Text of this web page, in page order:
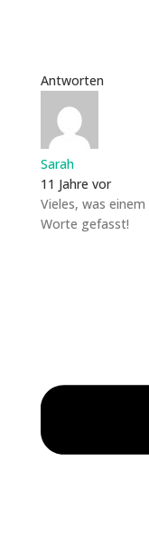
Antworten
Sarah
11 Jahre vor
Vieles, was
Worte gefasst!